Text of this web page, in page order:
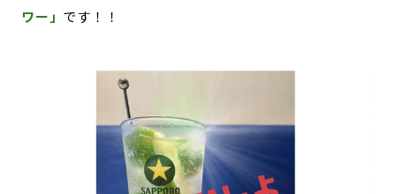
特集コンテンツ
飲食店
ニッポンの百選大全集
ワー」 です！！